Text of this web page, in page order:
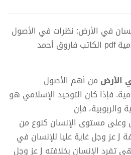
في الأرض: نظرات في الأصول
الإعتقادية للحضارة الإسلامية pdf الكاتب فاروق أحمد
اﻷرض ﻣﻦ أھﻢ اﻷﺻﻮل
ﻓﺈذا ﻛﺎن اﻟﺘﻮﺣﯿﺪ اﻹﺳﻼﻣﻲ ھﻮ
ﻓﺈن
ﺑﻞ وﻋﻠﻰ ﻣﺴﺘﻮى اﻹﻧﺴﺎن ﻛﻨﻮع ﻣﻦ
أﻧﻮاع اﻟﺨﻠﻖ. ﻓﻠﯿﺴﺖ اﻟﺨﻼﻓﺔ Ϳ ﻋﺰ وﺟﻞ ﻏﺎﻳﺔ ﻋﻠﯿﺎ ﻟﻺﻧﺴﺎن ﻓﻲ
اﻟﺤﯿﺎة اﻟﺪﻧﯿﺎ ﻓﻘﻂ، وإﻧﻤﺎ ھﻲ ﺗﻔﺮد اﻹﻧﺴﺎن ﺑﺨﻼﻓﺘﻪ Ϳ ﻋﺰ وﺟﻞ